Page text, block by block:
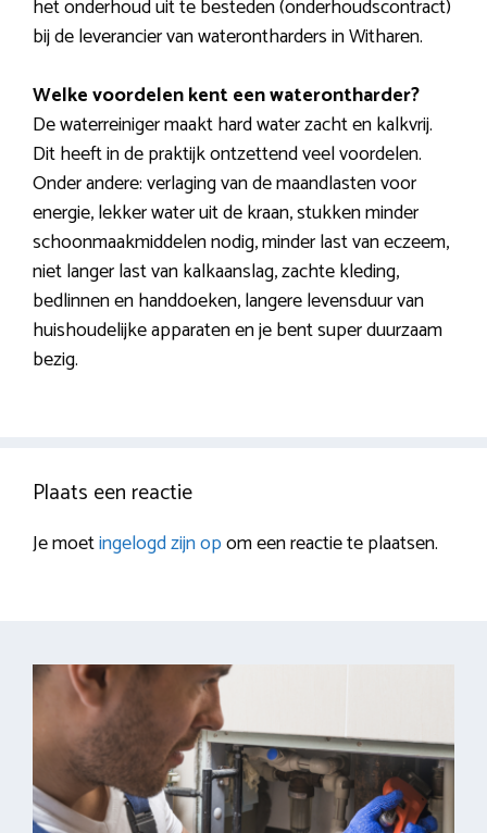
het onderhoud uit te besteden (onderhoudscontract)
bij de leverancier van waterontharders in Witharen.
Welke voordelen kent een waterontharder?
De waterreiniger maakt hard water zacht en kalkvrij.
Dit heeft in de praktijk ontzettend veel voordelen.
Onder andere: verlaging van de maandlasten voor
energie, lekker water uit de kraan, stukken minder
schoonmaakmiddelen nodig, minder last van eczeem,
niet langer last van kalkaanslag, zachte kleding,
bedlinnen en handdoeken, langere levensduur van
huishoudelijke apparaten en je bent super duurzaam
bezig.
Plaats een reactie
Je moetingelogd zijn opom een reactie te plaatsen.